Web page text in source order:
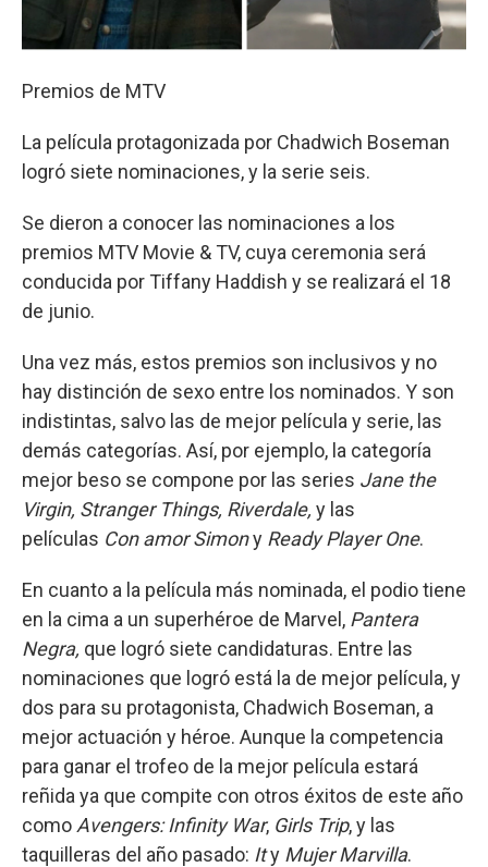
Premios de MTV
La película protagonizada por Chadwich Boseman
logró siete nominaciones, y la serie seis.
Se dieron a conocer las nominaciones a los
premios MTV Movie & TV, cuya ceremonia será
conducida por Tiffany Haddish y se realizará el 18
de junio.
Una vez más, estos premios son inclusivos y no
hay distinción de sexo entre los nominados. Y son
indistintas, salvo las de mejor película y serie, las
demás categorías. Así, por ejemplo, la categoría
mejor beso se compone por las series Jane the
Virgin, Stranger Things, Riverdale, y las
películas Con amor Simony Ready Player One.
En cuanto a la película más nominada, el podio tiene
en la cima a un superhéroe de Marvel, Pantera
Negra, que logró siete candidaturas. Entre las
nominaciones que logró está la de mejor película, y
dos para su protagonista, Chadwich Boseman, a
mejor actuación y héroe. Aunque la competencia
para ganar el trofeo de la mejor película estará
reñida ya que compite con otros éxitos de este año
como Avengers: Infinity War, Girls Trip, y las
taquilleras del año pasado: Ity Mujer Marvilla.